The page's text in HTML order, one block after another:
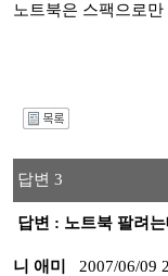
노트북은 스팩으로
답변 3
답변 : 노트북 팔려
니 애미 2007/06/09